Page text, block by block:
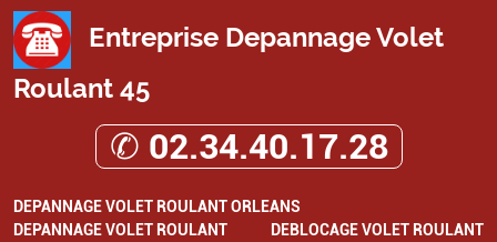
Entreprise Depannage Volet
Roulant 45
✆ 02.34.40.17.28
DEPANNAGE VOLET ROULANT ORLEANS
DEPANNAGE VOLET ROULANT
DEBLOCAGE VOLET ROULANT